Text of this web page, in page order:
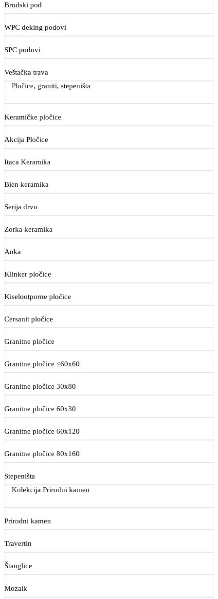
Brodski pod
WPC deking podovi
SPC podovi
Veštačka trava
Pločice, graniti, stepeništa
Keramičke pločice
Akcija Pločice
Itaca Keramika
Bien keramika
Serija drvo
Zorka keramika
Anka
Klinker pločice
Kiselootporne pločice
Cersanit pločice
Granitne pločice
Granitne pločice ≤60x60
Granitne pločice 30x80
Granitne pločice 60x30
Granitne pločice 60x120
Granitne pločice 80x160
Stepeništa
Kolekcija Prirodni kamen
Prirodni kamen
Travertin
Štanglice
Mozaik